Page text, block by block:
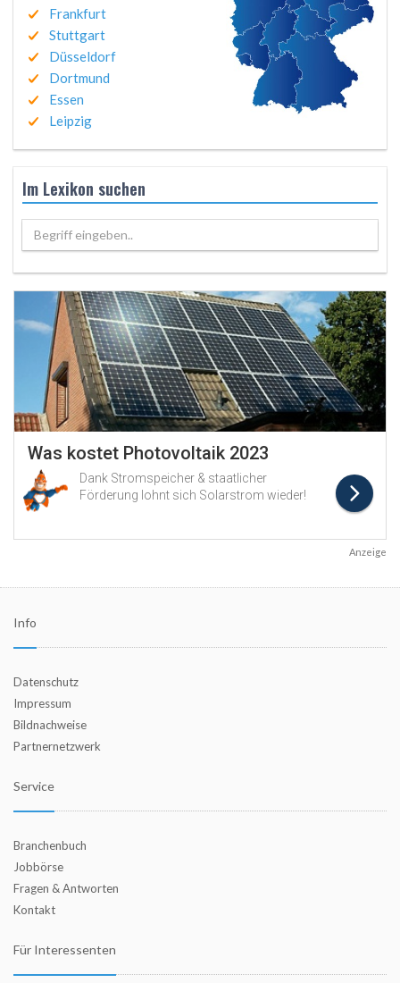
Frankfurt
Stuttgart
Düsseldorf
Dortmund
Essen
Leipzig
Im Lexikon suchen
Begriff eingeben..
Anzeige
Info
Datenschutz
Impressum
Bildnachweise
Partnernetzwerk
Service
Branchenbuch
Jobbörse
Fragen & Antworten
Kontakt
Für Interessenten